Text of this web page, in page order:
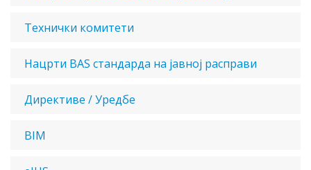
Технички комитети
Нацрти BAS стандарда на јавној расправи
Директиве / Уредбе
BIM